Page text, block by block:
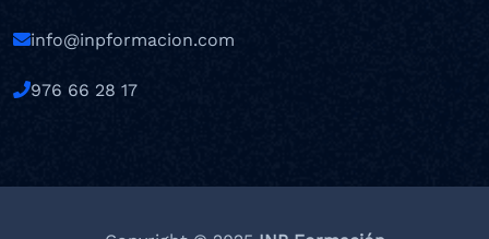
info@inpformacion.com
976 66 28 17